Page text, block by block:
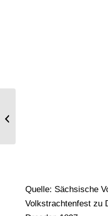
Quelle: Sächsische
Volkstrachtenfest zu